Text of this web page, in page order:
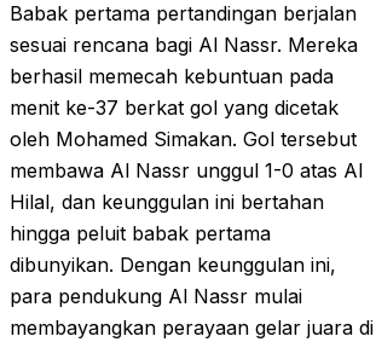
Babak pertama pertandingan berjalan
sesuai rencana bagi Al Nassr. Mereka
berhasil memecah kebuntuan pada
menit ke-37 berkat gol yang dicetak
oleh Mohamed Simakan. Gol tersebut
membawa Al Nassr unggul 1-0 atas Al
Hilal, dan keunggulan ini bertahan
hingga peluit babak pertama
dibunyikan. Dengan keunggulan ini,
para pendukung Al Nassr mulai
membayangkan perayaan gelar juara di